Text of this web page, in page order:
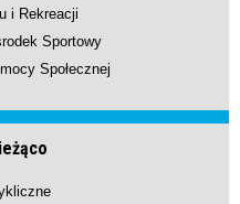
i Rekreacji
Sportowy
Społecznej